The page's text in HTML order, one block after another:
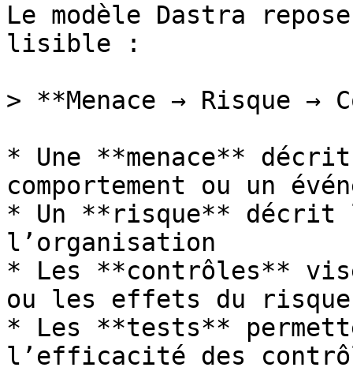
Le modèle Dastra
lisible :
> **Menace → Risque →
* Une **menace**
comportement ou un
* Un **risque** décrit
l’organisation
* Les **contrôles**
ou les effets du risque
* Les **tests**
l’efficacité des